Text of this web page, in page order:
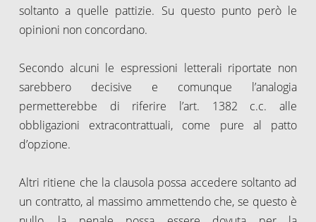
soltanto a quelle pattizie. Su questo punto però le
opinioni non concordano.
Secondo alcuni le espressioni letterali riportate non
sarebbero decisive e comunque l’analogia
permetterebbe di riferire l’art. 1382 c.c. alle
obbligazioni extracontrattuali, come pure al patto
d’opzione.
Altri ritiene che la clausola possa accedere soltanto ad
un contratto, al massimo ammettendo che, se questo è